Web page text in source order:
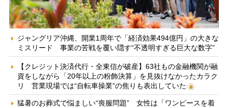
ジャングリア沖縄、開業1周年で「経済効果494億円」の大きな
ミスリード 事業の苦戦を覆い隠す“不透明すぎる巨大な数字”
【クレジット決済代行・全東信が破産】63社もの金融機関が融
資をしながら「20年以上の粉飾決算」を見抜けなかったカラク
リ 営業現場では“自転車操業”の焦りも表出していた
猛暑のお葬式で悩ましい“喪服問題” 女性は「ワンピースを着